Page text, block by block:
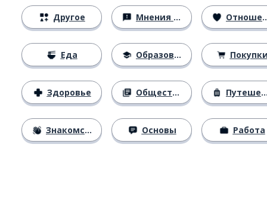
Другое
Еда
Здоровье
Знакомство
Мнения и убеждения
Образование
Общество
Основы
Отношения
Путешествия
Работа